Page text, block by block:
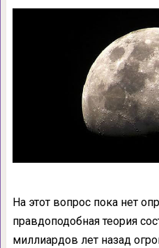
На этот вопрос пока нет
правдоподобная теория
миллиардов лет назад